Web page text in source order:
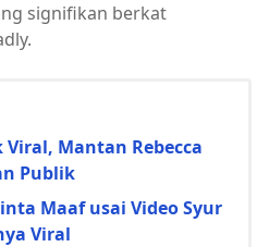
signifikan berkat
Viral, Mantan Rebecca
Publik
Maaf usai Video Syur
Viral